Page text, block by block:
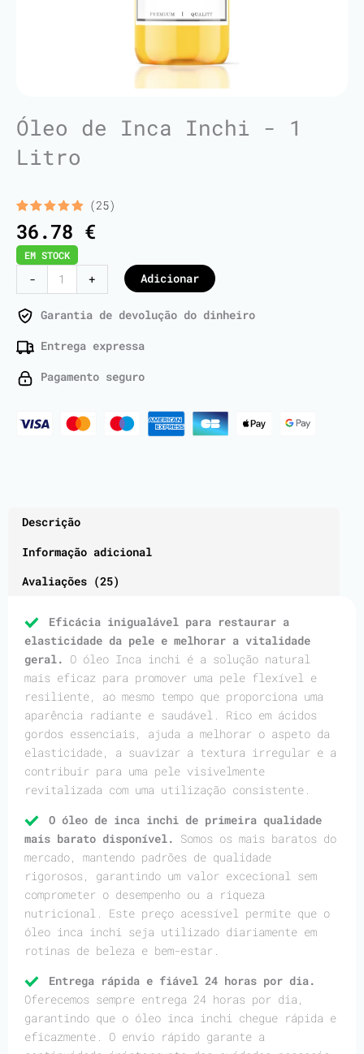
Óleo de Inca Inchi - 1
Litro
Classificado
com5.00
em 5 com
base em
25
classificações
clientes
(25)
36.78 €
EM STOCK
-
Quantidade
de
Inca
Oil
1
+ Adicionar
Garantia de devolução do dinheiro
Entrega expressa
Pagamento seguro
Descrição
Informação adicional
Avaliações (25)
Eficácia inigualável para restaurar a
elasticidade da pele e melhorar a vitalidade
geral. O óleo Inca inchi é a solução natural
mais eficaz para promover uma pele flexível e
resiliente, ao mesmo tempo que proporciona uma
aparência radiante e saudável. Rico em ácidos
gordos essenciais, ajuda a melhorar o aspeto da
elasticidade, a suavizar a textura irregular e a
contribuir para uma pele visivelmente
revitalizada com uma utilização consistente.
O óleo de inca inchi de primeira qualidade
mais barato disponível. Somos os mais baratos do
mercado, mantendo padrões de qualidade
rigorosos, garantindo um valor excecional sem
comprometer o desempenho ou a riqueza
nutricional. Este preço acessível permite que o
óleo inca inchi seja utilizado diariamente em
rotinas de beleza e bem-estar.
Entrega rápida e fiável 24 horas por dia.
Oferecemos sempre entrega 24 horas por dia,
garantindo que o óleo inca inchi chegue rápida e
eficazmente. O envio rápido garante a